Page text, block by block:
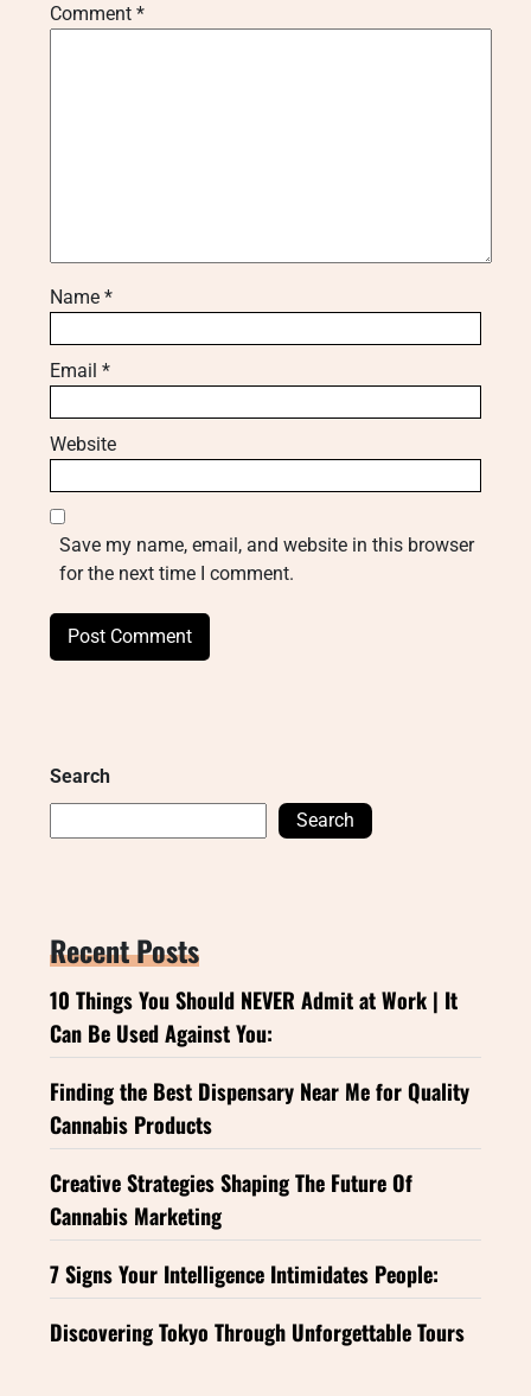
Comment *
Name *
Email *
Website
Save my name, email, and website in this browser
for the next time I comment.
Search
Search
Recent Posts
10 Things You Should NEVER Admit at Work | It
Can Be Used Against You:
Finding the Best Dispensary Near Me for Quality
Cannabis Products
Creative Strategies Shaping The Future Of
Cannabis Marketing
7 Signs Your Intelligence Intimidates People:
Discovering Tokyo Through Unforgettable Tours